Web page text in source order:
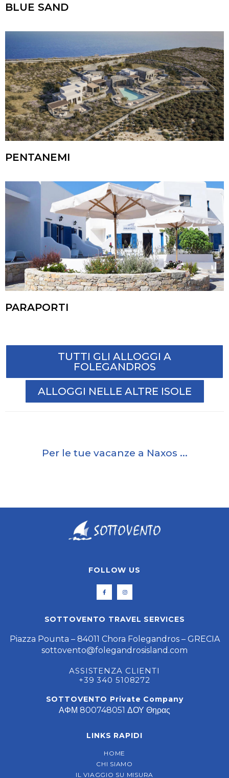
BLUE SAND
PENTANEMI
PARAPORTI
TUTTI GLI ALLOGGI A
FOLEGANDROS
ALLOGGI NELLE ALTRE ISOLE
Per le tue vacanze a Naxos ...
FOLLOW US
SOTTOVENTO TRAVEL SERVICES
Piazza Pounta – 84011 Chora Folegandros – GRECIA
sottovento@folegandrosisland.com
ASSISTENZA CLIENTI
+39 340 5108272
SOTTOVENTO Private Company
ΑΦΜ 800748051 ΔΟΥ Θηρας
LINKS RAPIDI
HOME
CHI SIAMO
IL VIAGGIO SU MISURA